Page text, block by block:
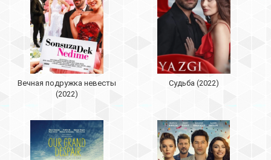
Вечная подружка невесты
(2022)
Судьба (2022)